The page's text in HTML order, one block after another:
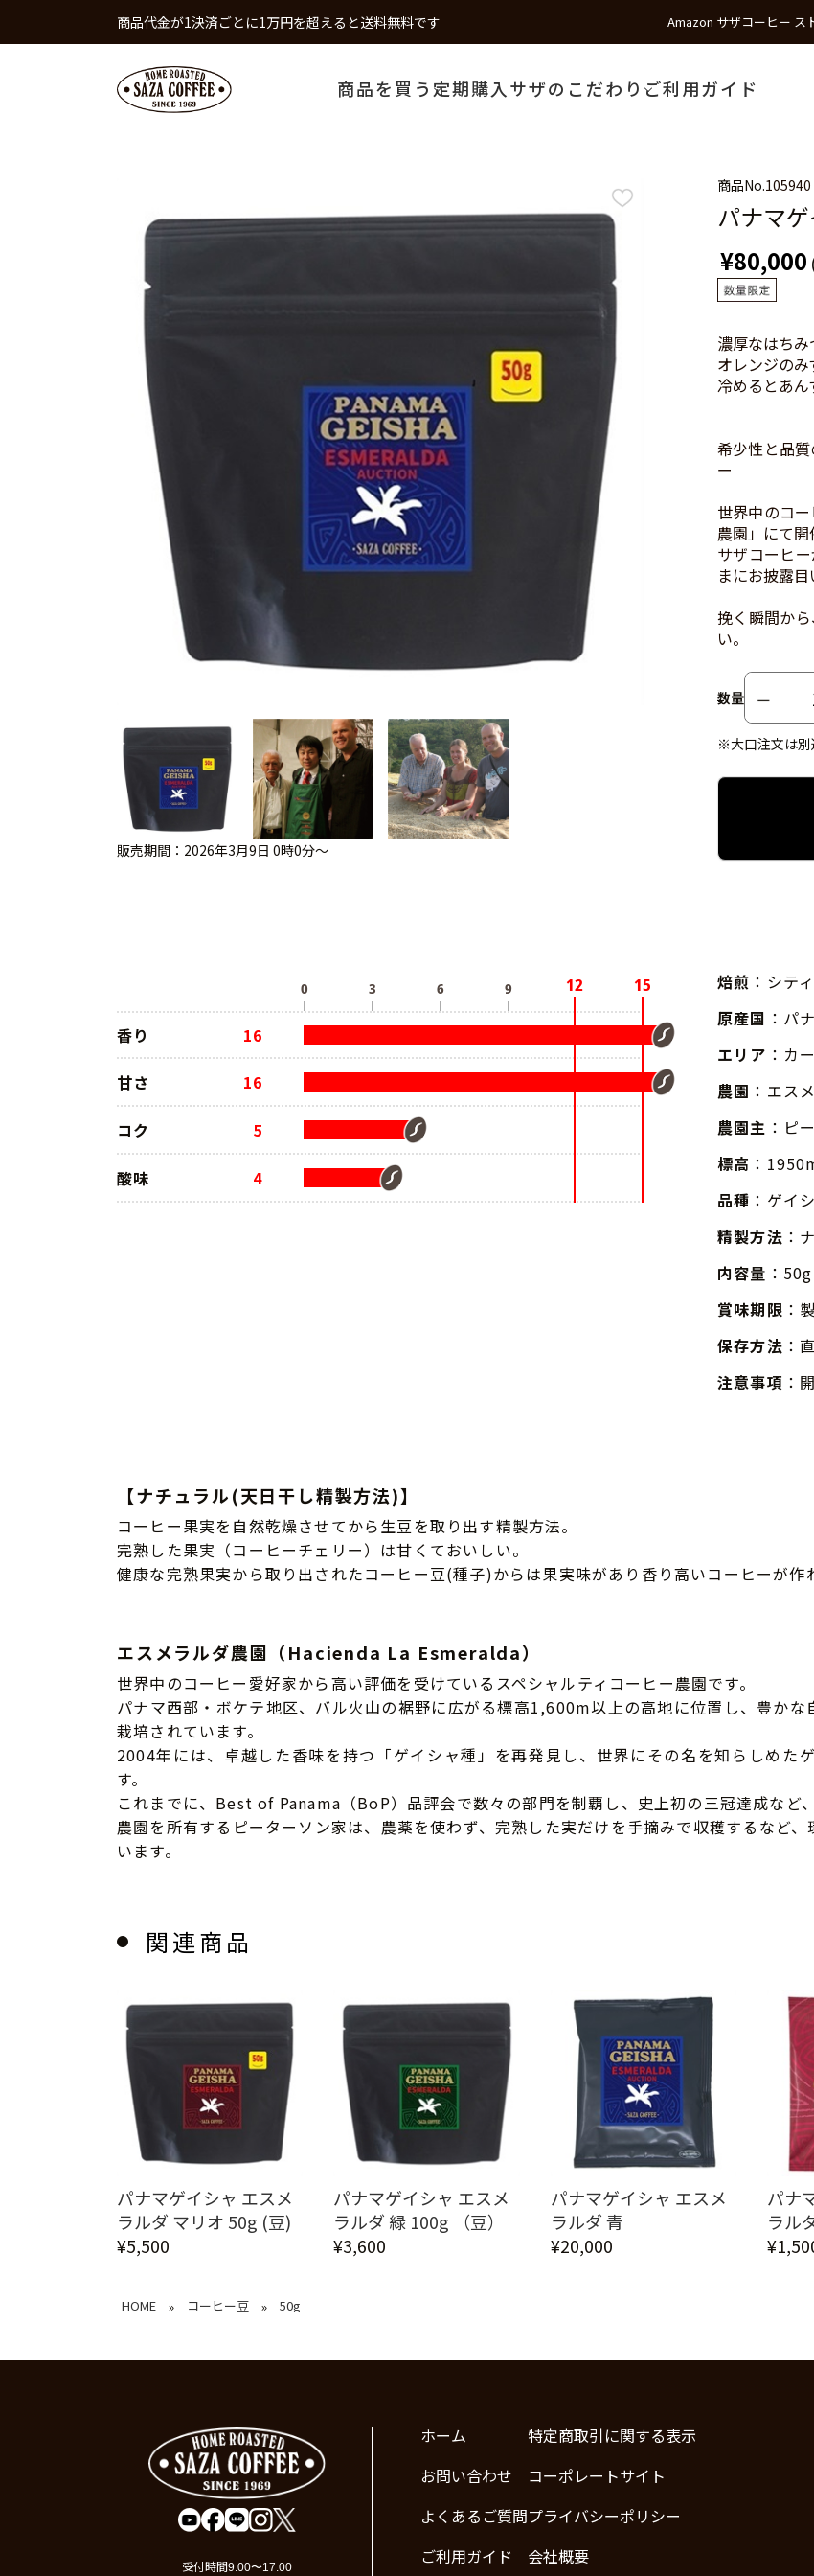
商品代金が1決済ごとに1万円を超えると送料無料です Amazon サザコーヒー ス
商品を買う 定期購入 サザのこだわり ご利用ガイド
販売期間：2026年3月9日 0時0分～
商品No.105940
パナマ
¥80,000
濃厚なはちみ
オレンジのみ
冷めるとあん
希少性と品
ー
世界中のコ
農園」にて開
サザコーヒ
まにお披露目
挽く瞬間か
い。
数量
※大口注文は別
香り 16
甘さ 16
コク 5
酸味 4
焙煎 ：シテ
原産国 ：パ
エリア ：カ
農園 ：エス
農園主 ：ピ
標高 ：
品種 ：ゲイ
精製方法 ：
内容量 ：50g
賞味期限 ：
保存方法 ：
注意事項 ：
【ナチュラル(天日干し精製方法)】
コーヒー果実を自然乾燥させてから生豆を取り出す精製方法。
完熟した果実（コーヒーチェリー）は甘くておいしい。
健康な完熟果実から取り出されたコーヒー豆(種子)からは果実味があり香り高いコーヒーが作
エスメラルダ農園（Hacienda La Esmeralda）
世界中のコーヒー愛好家から高い評価を受けているスペシャルティコーヒー農園です。
パナマ西部・ボケテ地区、バル火山の裾野に広がる標高1,600m以上の高地に位置し、豊か
栽培されています。
2004年には、卓越した香味を持つ「ゲイシャ種」を再発見し、世界にその名を知らしめた
す。
これまでに、Best of Panama（BoP）品評会で数々の部門を制覇し、史上初の三冠達成など
農園を所有するピーターソン家は、農薬を使わず、完熟した実だけを手摘みで収穫するなど
います。
関連商品
パナマゲイシャ エスメ
ラルダ マリオ 50g (豆)
¥5,500
パナマゲイシャ エスメ
ラルダ 緑 100g （豆）
¥3,600
パナマゲイシャ エスメ
ラルダ 青
¥20,000
パナ
ラル
HOME » コーヒー豆 » 50g
受付時間9:00〜17:00
ホーム
お問い合わせ
よくあるご質問
ご利用ガイド
特定商取引に関する表示
コーポレートサイト
プライバシーポリシー
会社概要